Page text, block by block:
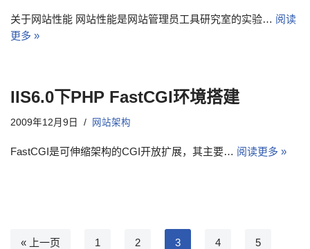
关于网站性能 网站性能是网站管理员工具研究室的实验… 阅读
更多 »
IIS6.0下PHP FastCGI环境搭建
2009年12月9日 网站架构
FastCGI是可伸缩架构的CGI开放扩展，其主要… 阅读更多 »
« 上一页 1 2 3 4 5